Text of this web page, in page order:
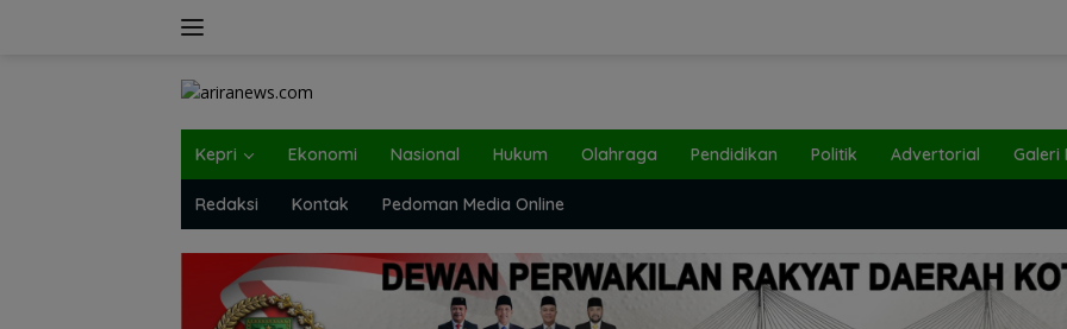
Kepri Ekonomi Nasional Hukum Olahraga Pendidikan Politik Advertorial Galeri
Redaksi Kontak Pedoman Media Online